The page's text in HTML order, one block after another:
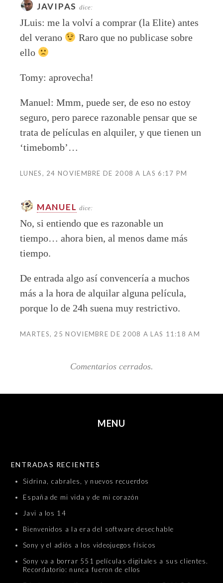
JAVIPAS dice:
JLuis: me la volví a comprar (la Elite) antes
del verano
Raro que no publicase sobre
ello
Tomy: aprovecha!
Manuel: Mmm, puede ser, de eso no estoy
seguro, pero parece razonable pensar que se
trata de películas en alquiler, y que tienen un
‘timebomb’…
LUNES, 24 NOVIEMBRE DE 2008 A LAS 6:17 PM
MANUEL dice:
No, si entiendo que es razonable un
tiempo… ahora bien, al menos dame más
tiempo.
De entrada algo así convencería a muchos
más a la hora de alquilar alguna película,
porque lo de 24h suena muy restrictivo.
MARTES, 25 NOVIEMBRE DE 2008 A LAS 11:18 AM
Comentarios cerrados.
MENU
ENTRADAS RECIENTES
Sidrina, cabrales, y nuevos recuerdos
España de mi vida y de mi corazón
Javi a los 14
Bienvenidos a la era del software desechable
Sony y el adiós a los videojuegos físicos
Sony va a borrar 551 películas digitales a sus clientes.
Recordatorio: nunca fueron de ellos